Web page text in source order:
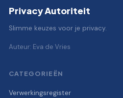
Privacy Autoriteit
Slimme keuzes voor je privacy.
Auteur: Eva de Vries
CATEGORIEËN
Verwerkingsregister